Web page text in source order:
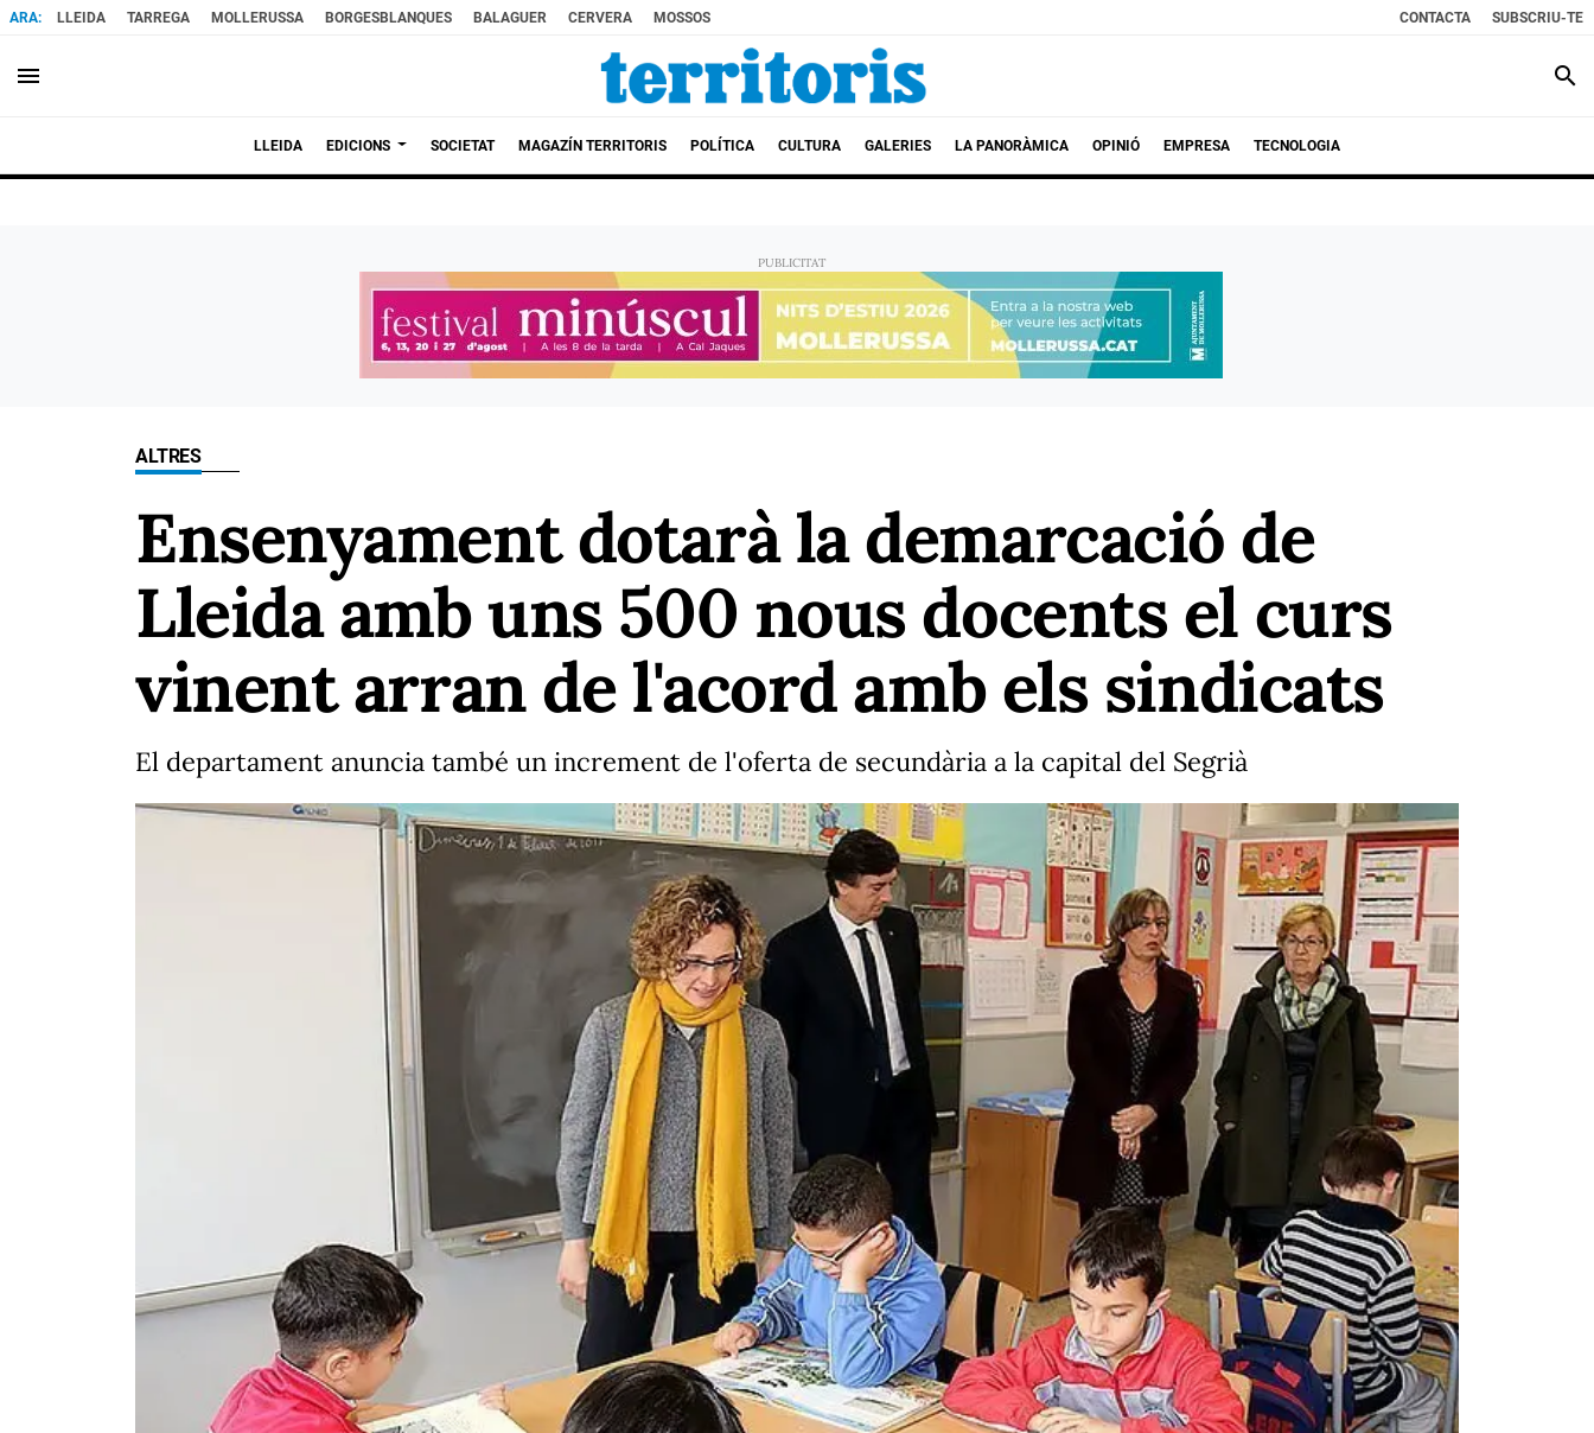
LLEIDA TARREGA MOLLERUSSA BORGESBLANQUES BALAGUER CERVERA MOSSOS CONTACTA SUBSCRIU-TE
menu search
LLEIDA EDICIONS SOCIETAT MAGAZÍN TERRITORIS POLÍTICA CULTURA GALERIES LA PANORÀMICA OPINIÓ EMPRESA TECNOLOGIA
ALTRES
Ensenyament dotarà la demarcació de
Lleida amb uns 500 nous docents el curs
vinent arran de l'acord amb els sindicats
El departament anuncia també un increment de l'oferta de secundària a la capital del Segrià